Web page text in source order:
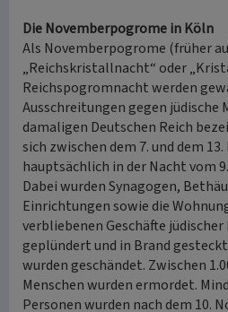
Die Novemberpogrome in Köln
Als Novemberpogrome (früher
„Reichskristallnacht“ oder
Reichspogromnacht werden
Ausschreitungen gegen jüdische
damaligen Deutschen Reich
sich zwischen dem 7. und dem
hauptsächlich in der Nacht vom
Dabei wurden Synagogen,
Einrichtungen sowie die
verbliebenen Geschäfte
geplündert und in Brand
wurden geschändet. Zwischen
Menschen wurden ermordet.
Personen wurden nach dem 10.